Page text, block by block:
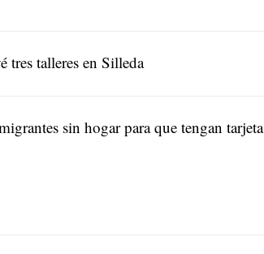
talleres en Silleda
sin hogar para que tengan tarjeta